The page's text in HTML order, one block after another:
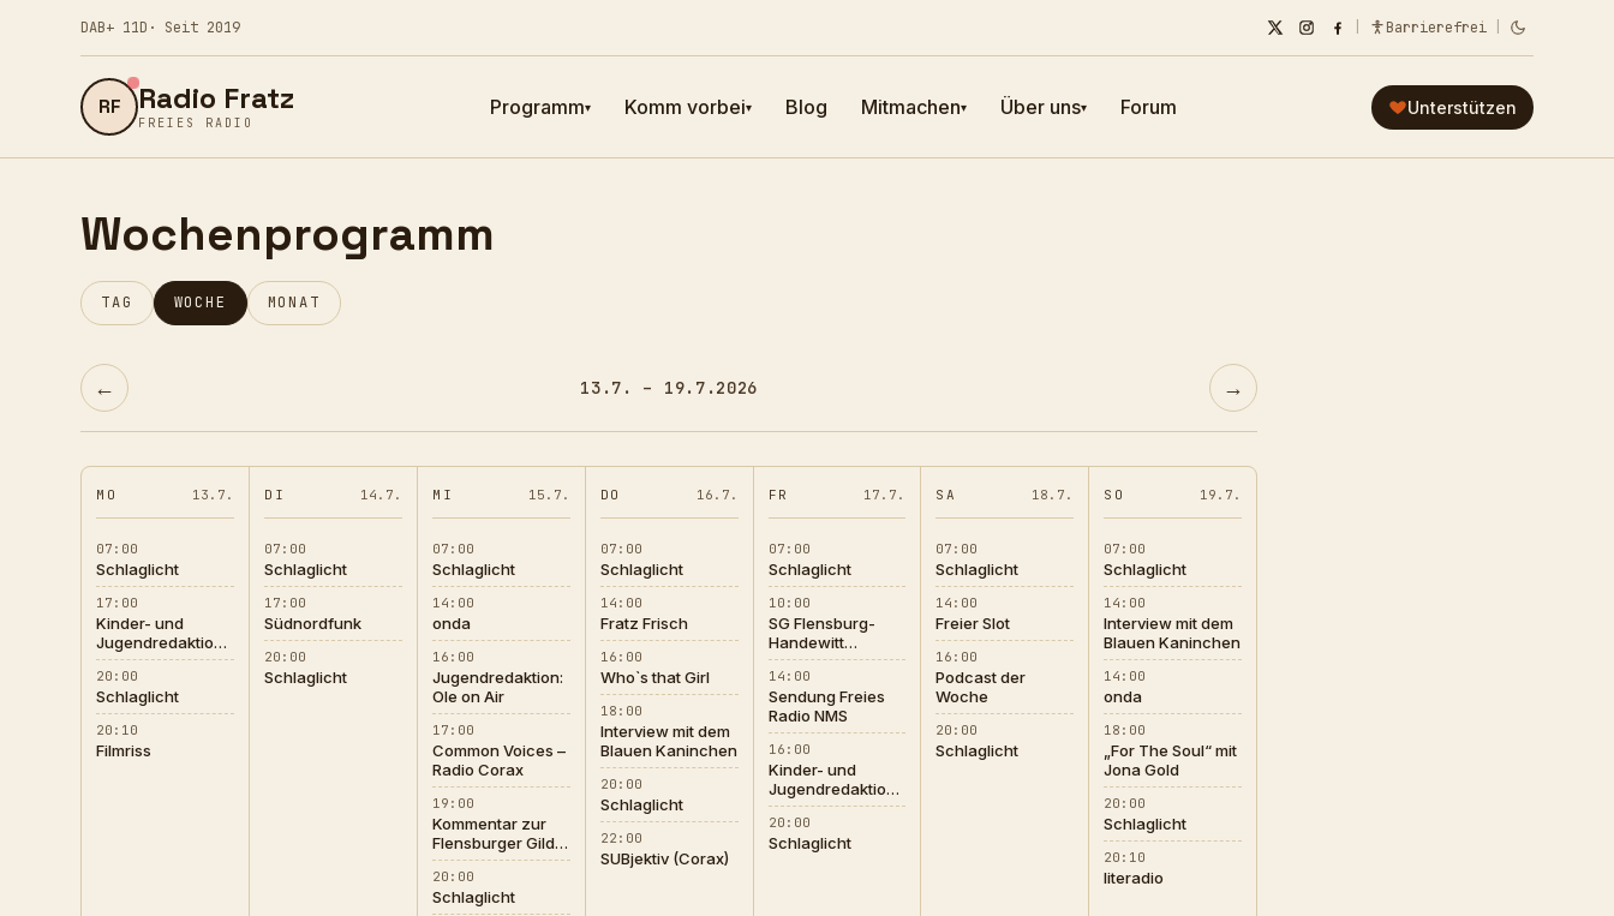
DAB+ 11D · Seit 2019 Barrierefrei
RF Radio Fratz
FREIES RADIO
Programm▾ Komm vorbei▾ Blog Mitmachen▾ Über uns▾ Forum Unterstützen
Wochenprogramm
TAG WOCHE MONAT
← 13.7. – 19.7.2026 →
MO 13.7.
07:00
Schlaglicht
17:00
Kinder- und
Jugendredaktion
Radio Corax
20:00
Schlaglicht
20:10
Filmriss
DI 14.7.
07:00
Schlaglicht
17:00
Südnordfunk
20:00
Schlaglicht
MI 15.7.
07:00
Schlaglicht
14:00
onda
16:00
Jugendredaktion:
Ole on Air
17:00
Common Voices –
Radio Corax
19:00
Kommentar zur
Flensburger Gilde
und ihrem
Umgang mit der
AfD
20:00
Schlaglicht
DO 16.7.
07:00
Schlaglicht
14:00
Fratz Frisch
16:00
Who`s that Girl
18:00
Interview mit dem
Blauen Kaninchen
20:00
Schlaglicht
22:00
SUBjektiv (Corax)
FR 17.7.
07:00
Schlaglicht
10:00
SG Flensburg-
Handewitt
Podcast
14:00
Sendung Freies
Radio NMS
16:00
Kinder- und
Jugendredaktion
Radio Corax
20:00
Schlaglicht
SA 18.7.
07:00
Schlaglicht
14:00
Freier Slot
16:00
Podcast der
Woche
20:00
Schlaglicht
SO 19.7.
07:00
Schlaglicht
14:00
Interview mit dem
Blauen Kaninchen
14:00
onda
18:00
„For The Soul“ mit
Jona Gold
20:00
Schlaglicht
20:10
literadio